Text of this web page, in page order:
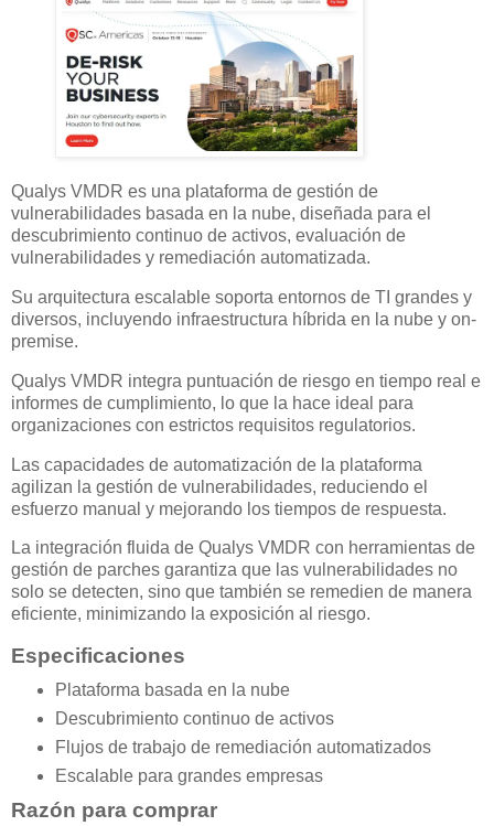
Qualys VMDR es una plataforma de gestión de
vulnerabilidades basada en la nube, diseñada para el
descubrimiento continuo de activos, evaluación de
vulnerabilidades y remediación automatizada.
Su arquitectura escalable soporta entornos de TI grandes y
diversos, incluyendo infraestructura híbrida en la nube y on-
premise.
Qualys VMDR integra puntuación de riesgo en tiempo real e
informes de cumplimiento, lo que la hace ideal para
organizaciones con estrictos requisitos regulatorios.
Las capacidades de automatización de la plataforma
agilizan la gestión de vulnerabilidades, reduciendo el
esfuerzo manual y mejorando los tiempos de respuesta.
La integración fluida de Qualys VMDR con herramientas de
gestión de parches garantiza que las vulnerabilidades no
solo se detecten, sino que también se remedien de manera
eficiente, minimizando la exposición al riesgo.
Especificaciones
Plataforma basada en la nube
Descubrimiento continuo de activos
Flujos de trabajo de remediación automatizados
Escalable para grandes empresas
Razón para comprar